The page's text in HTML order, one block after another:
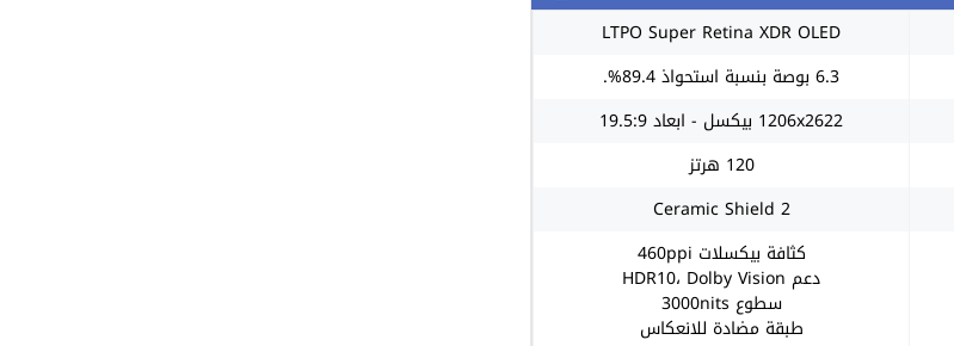
LTPO Super Retina XDR OLED
6.3 بوصة بنسبة استحواذ 89.4%.
1206x2622 بيكسل - ابعاد 19.5:9
120 هرتز
Ceramic Shield 2
كثافة بيكسلات 460ppi
دعم HDR10، Dolby Vision
سطوع 3000nits
طبقة مضادة للانعكاس